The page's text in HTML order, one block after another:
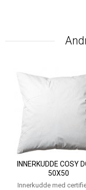
INNERKUDDE COSY
50X50
Innerkudde med